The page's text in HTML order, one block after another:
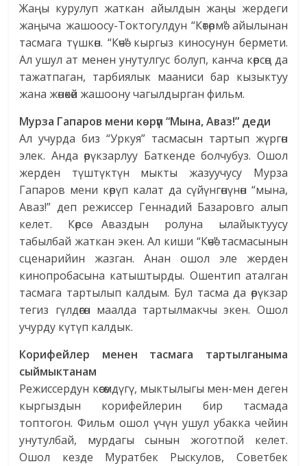
Жаңы курулуп жаткан айылдын жаңы жердеги
жаңыча жашоосу-Токтогулдун “Көтөрмө” айылынан
тасмага түшкөн. “Көчө” кыргыз киносунун бермети.
Ал ушул ат менен унутулгус болуп, канча көрсөң да
тажатпаган, тарбиялык мааниси бар кызыктуу
жана жөнөкөй жашоону чагылдырган фильм.
Мурза Гапаров мени көрүп “Мына, Аваз!” деди
Ал учурда биз “Уркуя” тасмасын тартып жүргөн
элек. Анда өрүкзарлуу Баткенде болчубуз. Ошол
жерден түштүктүн мыкты жазуучусу Мурза
Гапаров мени көрүп калат да сүйүнгөнүнөн “мына,
Аваз!” деп режиссер Геннадий Базаровго алып
келет. Көрсө Аваздын ролуна ылайыктуусу
табылбай жаткан экен. Ал киши “Көчө” тасмасынын
сценарийин жазган. Анан ошол эле жерден
кинопробасына катыштырды. Ошентип аталган
тасмага тартылып калдым. Бул тасма да өрүкзар
тегиз гүлдөгөн маалда тартылмакчы экен. Ошол
учурду күтүп калдык.
Корифейлер менен тасмага тартылганыма
сыймыктанам
Режиссердун көсөмдүгү, мыктылыгы мен-мен деген
кыргыздын корифейлерин бир тасмада
топтогон. Фильм ошол үчүн ушул убакка чейин
унутулбай, мурдагы сынын жоготпой келет.
Ошол кезде Муратбек Рыскулов, Советбек